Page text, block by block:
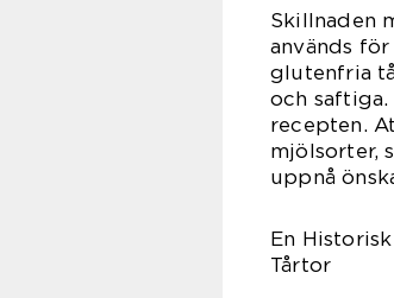
Skillnaden
används
glutenfria
och
recepten.
mjölsorter,
uppnå
En
Tårtor